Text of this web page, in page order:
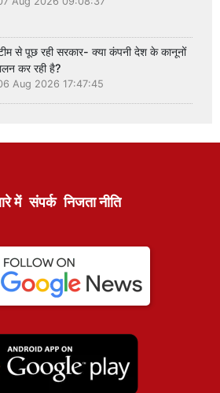
से पूछ रही सरकार- क्या कंपनी देश के कानूनों
कर रही है?
Aug 2026 17:47:45
में संपर्क निजता नीति